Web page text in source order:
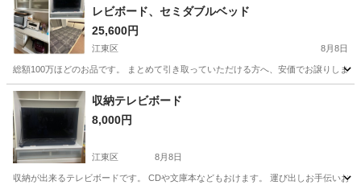
レビボード、セミダブルベッド
25,600円
江東区 8月8日
総額100万ほどのお品です。 まとめて引き取っていただける方へ、安価でお譲りしま
東京 江東区 収納家具 譲り
収納テレビボード
8,000円
江東区 8月8日
収納が出来るテレビボードです。 CDや文庫本などもおけます。 運び出しお手伝いお